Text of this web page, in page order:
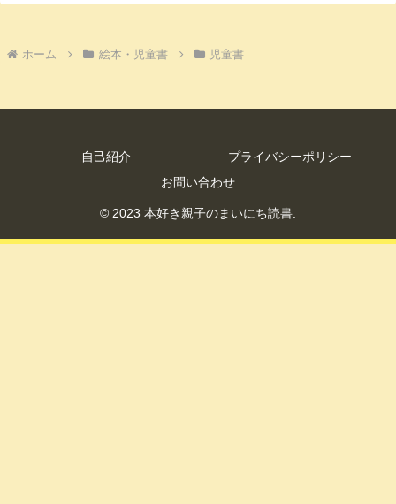
ホーム 絵本・児童書 児童書
自己紹介
プライバシーポリシー
お問い合わせ
© 2023 本好き親子のまいにち読書.